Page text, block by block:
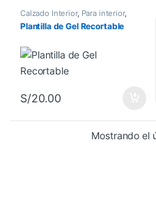
Calzado Interior, Para interior,
Plantillas PRENDAS
Plantilla de Gel Recortable
S/20.00
Mostrando el